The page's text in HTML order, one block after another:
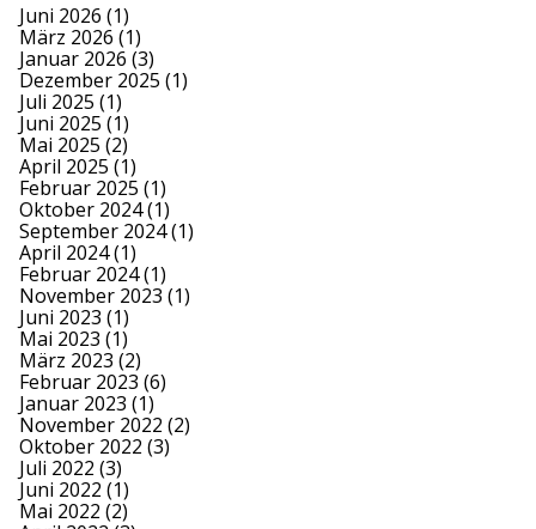
Juni 2026 (1)
März 2026 (1)
Januar 2026 (3)
Dezember 2025 (1)
Juli 2025 (1)
Juni 2025 (1)
Mai 2025 (2)
April 2025 (1)
Februar 2025 (1)
Oktober 2024(1)
September 2024(1)
April 2024(1)
Februar 2024(1)
November 2023 (1)
Juni 2023 (1)
Mai 2023 (1)
März 2023 (2)
Februar 2023 (6)
Januar 2023 (1)
November 2022 (2)
Oktober 2022 (3)
Juli 2022 (3)
Juni 2022 (1)
Mai 2022 (2)